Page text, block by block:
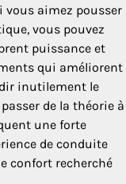
vous aimez pousser
vous pouvez
puissance et
qui améliorent
inutilement le
de la théorie à
une forte
de conduite
confort recherché